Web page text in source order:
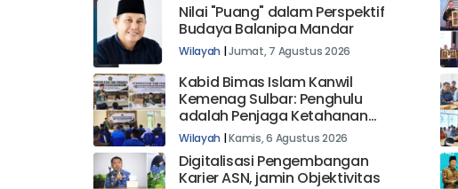
Nilai "Puang" dalam Perspektif
Budaya Balanipa Mandar
Wilayah |Jumat, 7 Agustus 2026
Kabid Bimas Islam Kanwil
Kemenag Sulbar: Penghulu
adalah Penjaga Ketahanan
Keluarga dan Fondasi Bangsa
Wilayah |Kamis, 6 Agustus 2026
Digitalisasi Pengembangan
Karier ASN, jamin Objektivitas